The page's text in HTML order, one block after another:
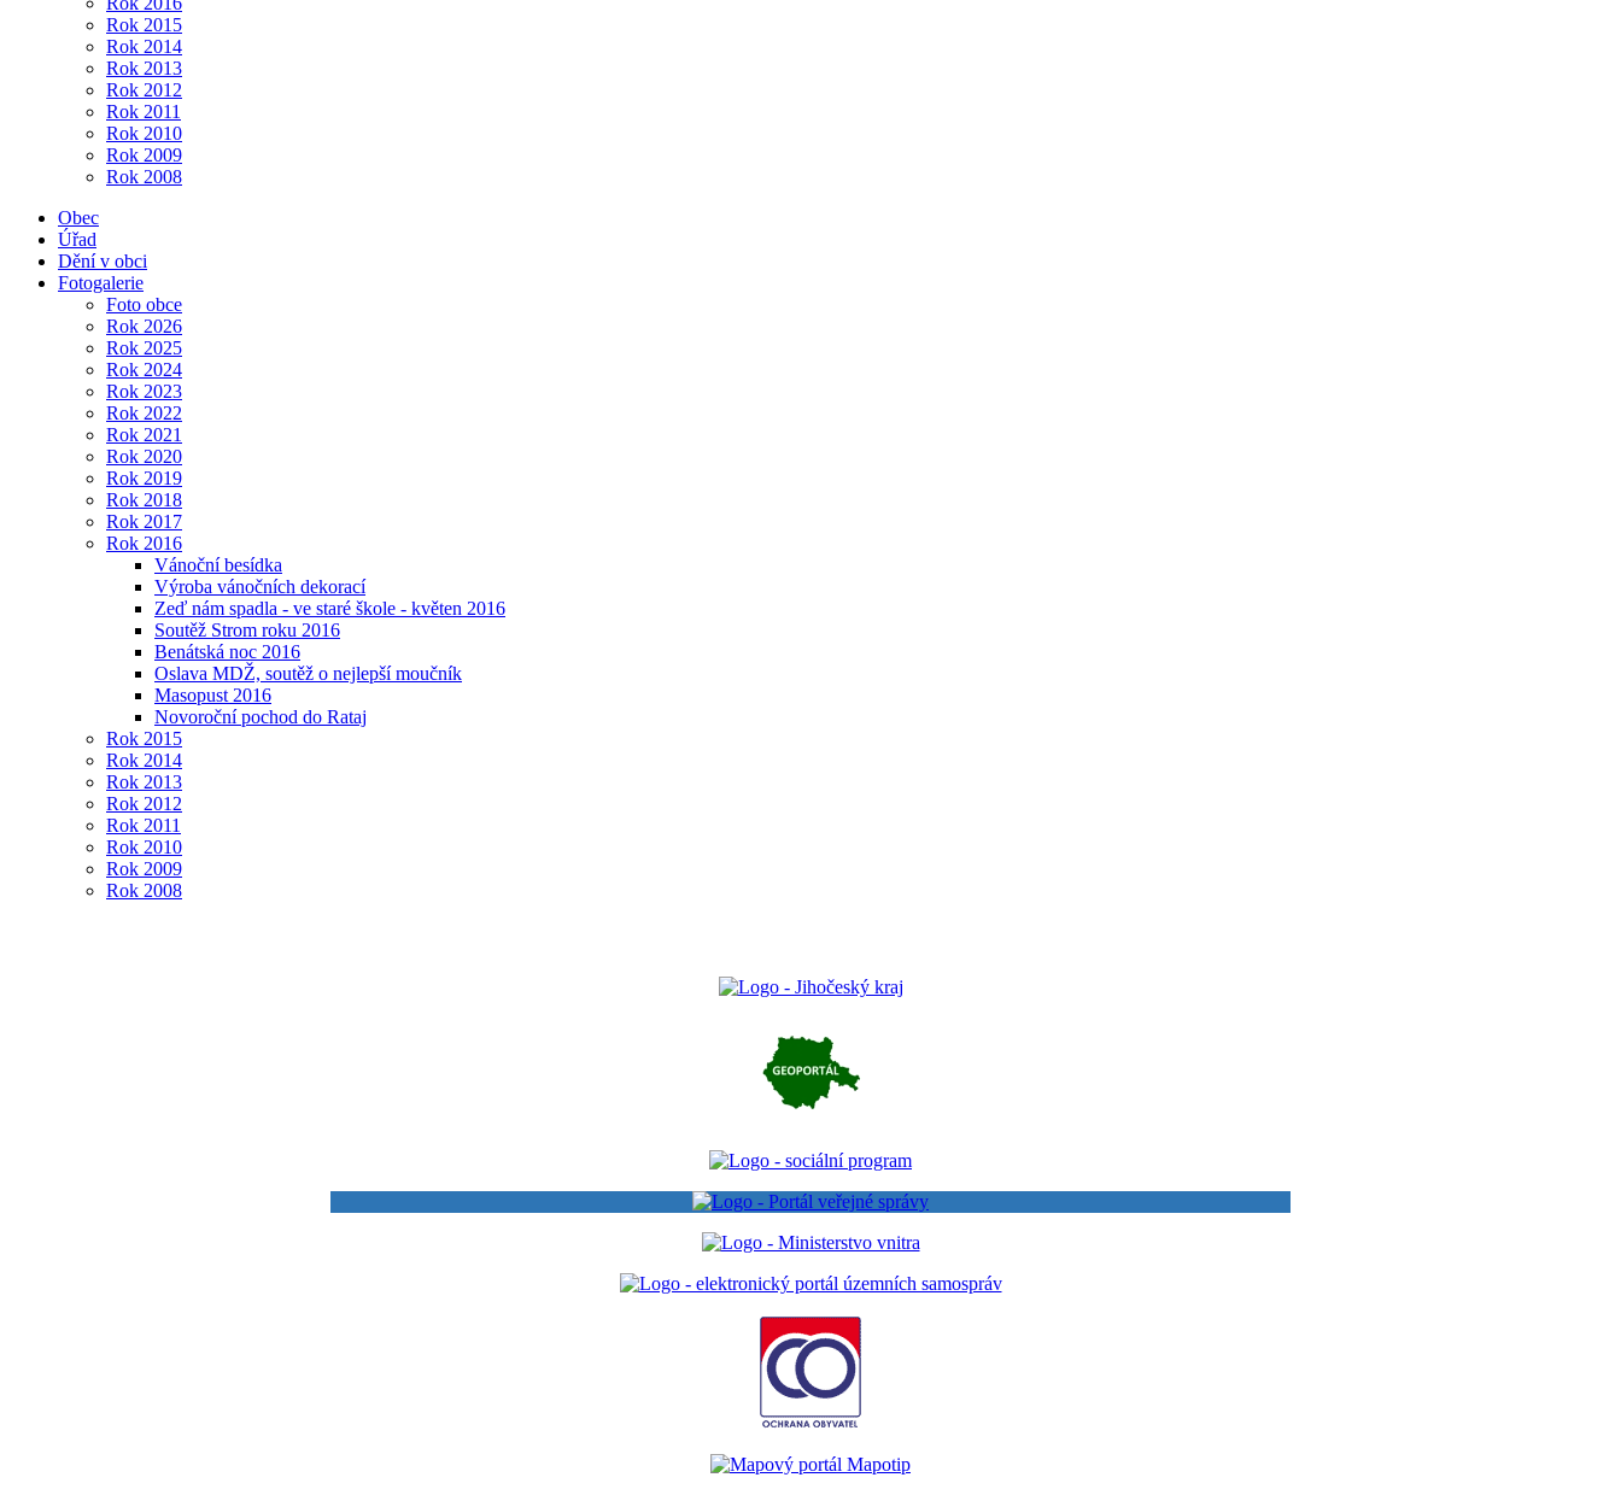
Rok 2015
Rok 2014
Rok 2013
Rok 2012
Rok 2011
Rok 2010
Rok 2009
Rok 2008
Obec
Úřad
Dění v obci
Fotogalerie
Foto obce
Rok 2026
Rok 2025
Rok 2024
Rok 2023
Rok 2022
Rok 2021
Rok 2020
Rok 2019
Rok 2018
Rok 2017
Rok 2016
Vánoční besídka
Výroba vánočních dekorací
Zeď nám spadla - ve staré škole - květen 2016
Soutěž Strom roku 2016
Benátská noc 2016
Oslava MDŽ, soutěž o nejlepší moučník
Masopust 2016
Novoroční pochod do Rataj
Rok 2015
Rok 2014
Rok 2013
Rok 2012
Rok 2011
Rok 2010
Rok 2009
Rok 2008